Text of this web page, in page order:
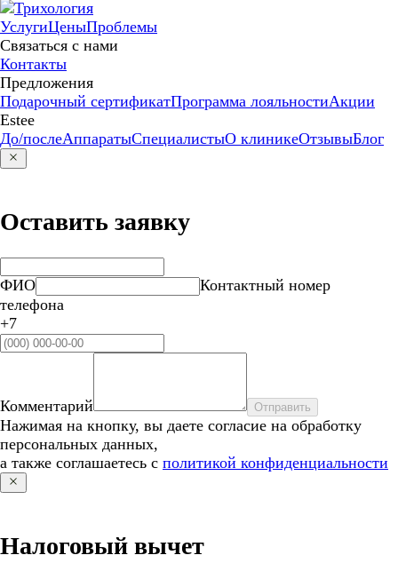
УслугиЦеныПроблемы
Связаться с нами
Контакты
Предложения
Подарочный сертификатПрограмма лояльностиАкции
Estee
До/послеАппаратыСпециалистыО клиникеОтзывыБлог
Оставить заявку
ФИО
Контактный номер
телефона
+7
Комментарий Отправить
Нажимая на кнопку, вы даете согласие на обработку
персональных данных,
а также соглашаетесь с политикой конфиденциальности
Налоговый вычет